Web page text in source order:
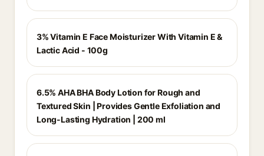
3% Vitamin E Face Moisturizer With Vitamin E &
Lactic Acid - 100g
6.5% AHA BHA Body Lotion for Rough and
Textured Skin | Provides Gentle Exfoliation and
Long-Lasting Hydration | 200 ml